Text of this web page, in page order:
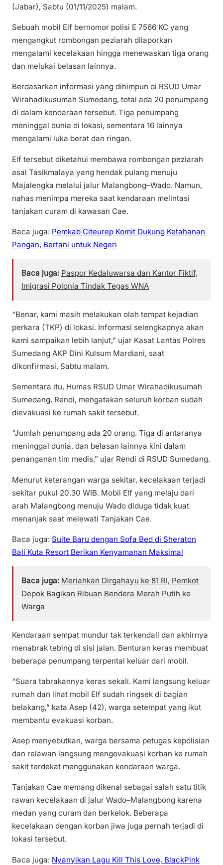
(Jabar), Sabtu (01/11/2025) malam.
Sebuah mobil Elf bernomor polisi E 7566 KC yang
mengangkut rombongan peziarah dilaporkan
mengalami kecelakaan hingga menewaskan tiga orang
dan melukai belasan lainnya.
Berdasarkan informasi yang dihimpun di RSUD Umar
Wirahadikusumah Sumedang, total ada 20 penumpang
di dalam kendaraan tersebut. Tiga penumpang
meninggal dunia di lokasi, sementara 16 lainnya
mengalami luka berat dan ringan.
Elf tersebut diketahui membawa rombongan peziarah
asal Tasikmalaya yang hendak pulang menuju
Majalengka melalui jalur Malangbong–Wado. Namun,
nahas menimpa mereka saat kendaraan melintasi
tanjakan curam di kawasan Cae.
Baca juga: Pemkab Citeurep Komit Dukung Ketahanan
Pangan, Bertani untuk Negeri
Baca juga: Paspor Kedaluwarsa dan Kantor Fiktif,
Imigrasi Polonia Tindak Tegas WNA
“Benar, kami masih melakukan olah tempat kejadian
perkara (TKP) di lokasi. Informasi selengkapnya akan
kami sampaikan lebih lanjut,” ujar Kasat Lantas Polres
Sumedang AKP Dini Kulsum Mardiani, saat
dikonfirmasi, Sabtu malam.
Sementara itu, Humas RSUD Umar Wirahadikusumah
Sumedang, Rendi, mengatakan seluruh korban sudah
dievakuasi ke rumah sakit tersebut.
“Jumlah penumpang ada 20 orang. Tiga di antaranya
meninggal dunia, dan belasan lainnya kini dalam
penanganan tim medis,” ujar Rendi di RSUD Sumedang.
Menurut keterangan warga sekitar, kecelakaan terjadi
sekitar pukul 20.30 WIB. Mobil Elf yang melaju dari
arah Malangbong menuju Wado diduga tidak kuat
menanjak saat melewati Tanjakan Cae.
Baca juga: Suite Baru dengan Sofa Bed di Sheraton
Bali Kuta Resort Berikan Kenyamanan Maksimal
Baca juga: Meriahkan Dirgahayu ke 81 RI, Pemkot
Depok Bagikan Ribuan Bendera Merah Putih ke
Warga
Kendaraan sempat mundur tak terkendali dan akhirnya
menabrak tebing di sisi jalan. Benturan keras membuat
beberapa penumpang terpental keluar dari mobil.
“Suara tabrakannya keras sekali. Kami langsung keluar
rumah dan lihat mobil Elf sudah ringsek di bagian
belakang,” kata Asep (42), warga setempat yang ikut
membantu evakuasi korban.
Asep menyebutkan, warga bersama petugas kepolisian
dan relawan langsung mengevakuasi korban ke rumah
sakit terdekat menggunakan kendaraan warga.
Tanjakan Cae memang dikenal sebagai salah satu titik
rawan kecelakaan di jalur Wado–Malangbong karena
medan yang curam dan berkelok. Beberapa
kecelakaan dengan korban jiwa juga pernah terjadi di
lokasi tersebut.
Baca juga: Nyanyikan Lagu Kill This Love, BlackPink